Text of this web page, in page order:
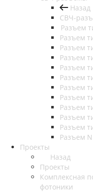
Назад
СВЧ-
Разъем
Разъем
Разъем
Разъем
Разъем
Разъем
Разъем
Разъем
Разъем
Разъем
Разъем
Разъем
Проекты
Назад
Проекты
Комплексная
фотоники